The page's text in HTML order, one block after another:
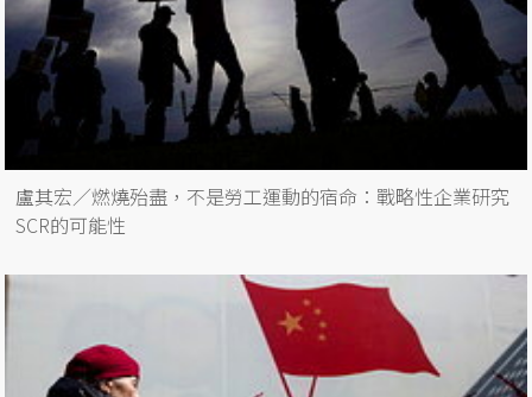
盧其宏／燃燒殆盡，不是勞工運動的宿命：戰略性企業研究
SCR的可能性